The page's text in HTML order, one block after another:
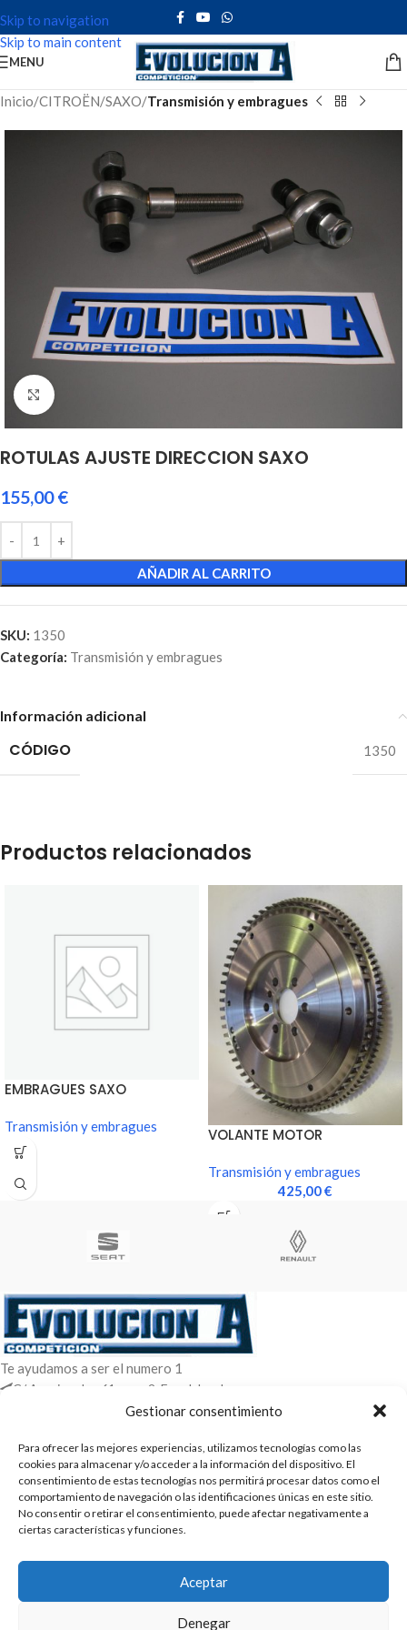
Gestionar consentimiento
Para ofrecer las mejores experiencias, utilizamos tecnologías como las
cookies para almacenar y/o acceder a la información del dispositivo. El
consentimiento de estas tecnologías nos permitirá procesar datos como el
comportamiento de navegación o las identificaciones únicas en este sitio.
No consentir o retirar el consentimiento, puede afectar negativamente a
ciertas características y funciones.
Aceptar
Denegar
Skip to navigation
Skip to main content
MENU
Inicio CITROËN SAXO Transmisión y embragues
Click to enlarge
ROTULAS AJUSTE DIRECCION SAXO
155,00€
AÑADIR AL CARRITO
SKU: 1350
Categoría: Transmisión y embragues
Información adicional
CÓDIGO 1350
Productos relacionados
EMBRAGUES SAXO
Transmisión y embragues
VOLANTE MOTOR
Transmisión y embragues
425,00€
Te ayudamos a ser el numero 1
C/ Arquimedes 61 nave 2. Fuenlabrada
WhatsApp +34 670604426
ENTRADAS RECIENTES
POLÍTICAS
2025 | Evolucion-A Competicion: Fabricación y distribución,
comercialización de repuestos para automóvil